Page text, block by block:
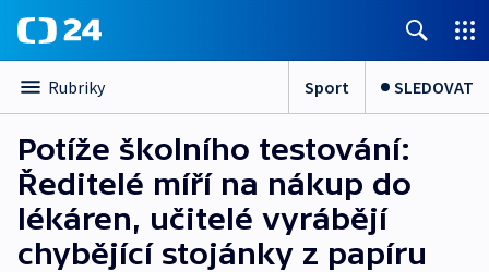
Rubriky Sport SLEDOVAT
Potíže školního testování:
Ředitelé míří na nákup do
lékáren, učitelé vyrábějí
chybějící stojánky z papíru